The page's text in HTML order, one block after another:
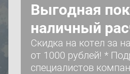
Выгодная
наличный
Скидка на котел за
от 1000 рублей! *
специалистов